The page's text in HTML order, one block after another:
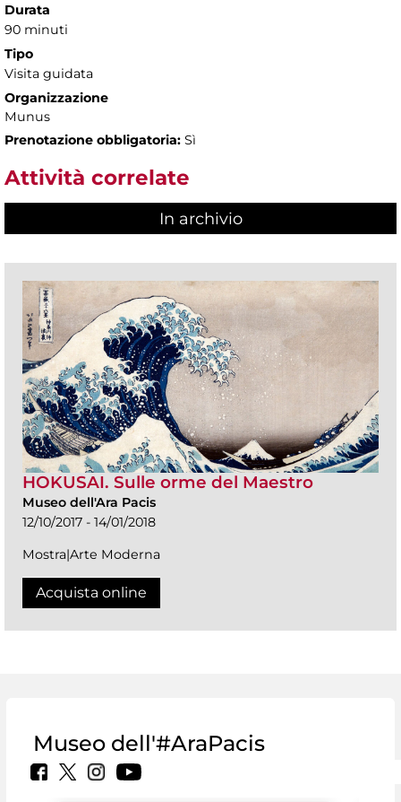
Durata
90 minuti
Tipo
Visita guidata
Organizzazione
Munus
Prenotazione obbligatoria: Sì
Attività correlate
In archivio
HOKUSAI. Sulle orme del Maestro
Museo dell'Ara Pacis
12/10/2017 - 14/01/2018
Mostra|Arte Moderna
Acquista online
Museo dell'#AraPacis